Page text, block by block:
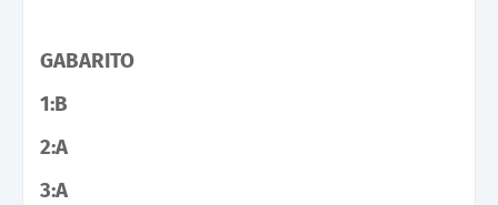
GABARITO
1:B
2:A
3:A